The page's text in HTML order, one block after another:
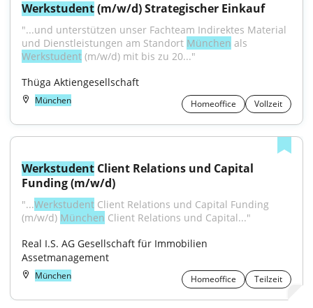
Werkstudent (m/w/d) Strategischer Einkauf
"...und unterstützen unser Fachteam Indirektes Material
und Dienstleistungen am Standort München
Werkstudent (m/w/d) mit bis zu 20..."
Thüga Aktiengesellschaft
München Homeoffice Vollzeit
Werkstudent Client Relations und Capital
Funding (m/w/d)
"...Werkstudent Client Relations und Capital Funding
(m/w/d) München Client Relations und Capital..."
Real I.S. AG Gesellschaft für Immobilien
Assetmanagement
München Homeoffice Teilzeit